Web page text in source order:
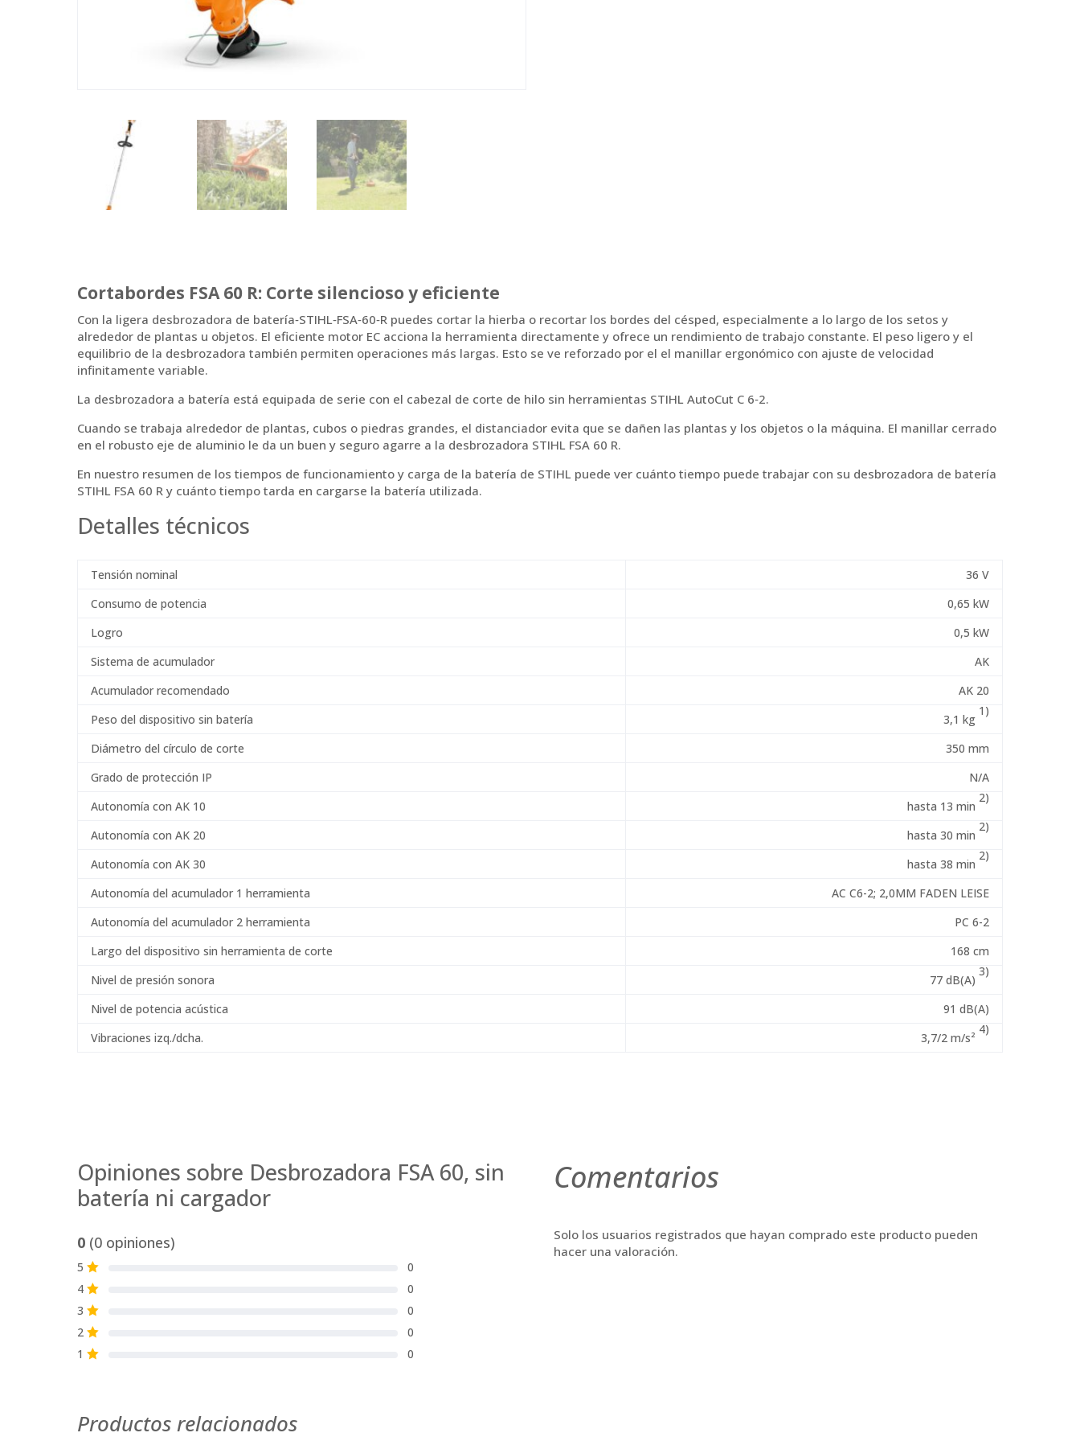
Cortabordes FSA 60 R: Corte silencioso y eficiente
Con la ligera desbrozadora de batería‑STIHL‑FSA‑60‑R puedes cortar la hierba o recortar los bordes del césped, especialmente a lo largo de los setos y
alrededor de plantas u objetos. El eficiente motor EC acciona la herramienta directamente y ofrece un rendimiento de trabajo constante. El peso ligero y el
equilibrio de la desbrozadora también permiten operaciones más largas. Esto se ve reforzado por el el manillar ergonómico con ajuste de velocidad
infinitamente variable.
La desbrozadora a batería está equipada de serie con el cabezal de corte de hilo sin herramientas STIHL AutoCut C 6‑2.
Cuando se trabaja alrededor de plantas, cubos o piedras grandes, el distanciador evita que se dañen las plantas y los objetos o la máquina. El manillar cerrado
en el robusto eje de aluminio le da un buen y seguro agarre a la desbrozadora STIHL FSA 60 R.
En nuestro resumen de los tiempos de funcionamiento y carga de la batería de STIHL puede ver cuánto tiempo puede trabajar con su desbrozadora de batería
STIHL FSA 60 R y cuánto tiempo tarda en cargarse la batería utilizada.
Detalles técnicos
Tensión nominal
36 V
Consumo de potencia
0,65 kW
Logro
0,5 kW
Sistema de acumulador
AK
Acumulador recomendado
AK 20
Peso del dispositivo sin batería
3,1 kg
1)
Diámetro del círculo de corte
350 mm
Grado de protección IP
N/A
Autonomía con AK 10
hasta 13 min
2)
Autonomía con AK 20 hasta 30 min
2)
Autonomía con AK 30 hasta 38 min
2)
Autonomía del acumulador 1 herramienta
AC C6-2; 2,0MM FADEN LEISE
Autonomía del acumulador 2 herramienta
PC 6-2
Largo del dispositivo sin herramienta de corte
168 cm
Nivel de presión sonora
77 dB(A)
3)
Nivel de potencia acústica
91 dB(A)
Vibraciones izq./dcha.
3,7/2 m/s²
4)
Opiniones sobre Desbrozadora FSA 60, sin
batería ni cargador
0 (0 opiniones)
5 S
0
4 S
0
3 S
0
2 S
0
1 S 0
Comentarios
Solo los usuarios registrados que hayan comprado este producto pueden
hacer una valoración.
Productos relacionados